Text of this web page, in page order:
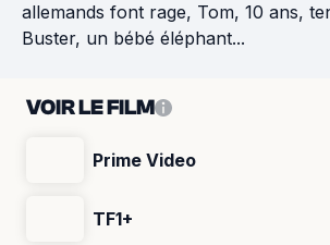
allemands font rage, Tom, 10 ans,
Buster, un bébé éléphant...
VOIR LE FILM
Prime Video
TF1+